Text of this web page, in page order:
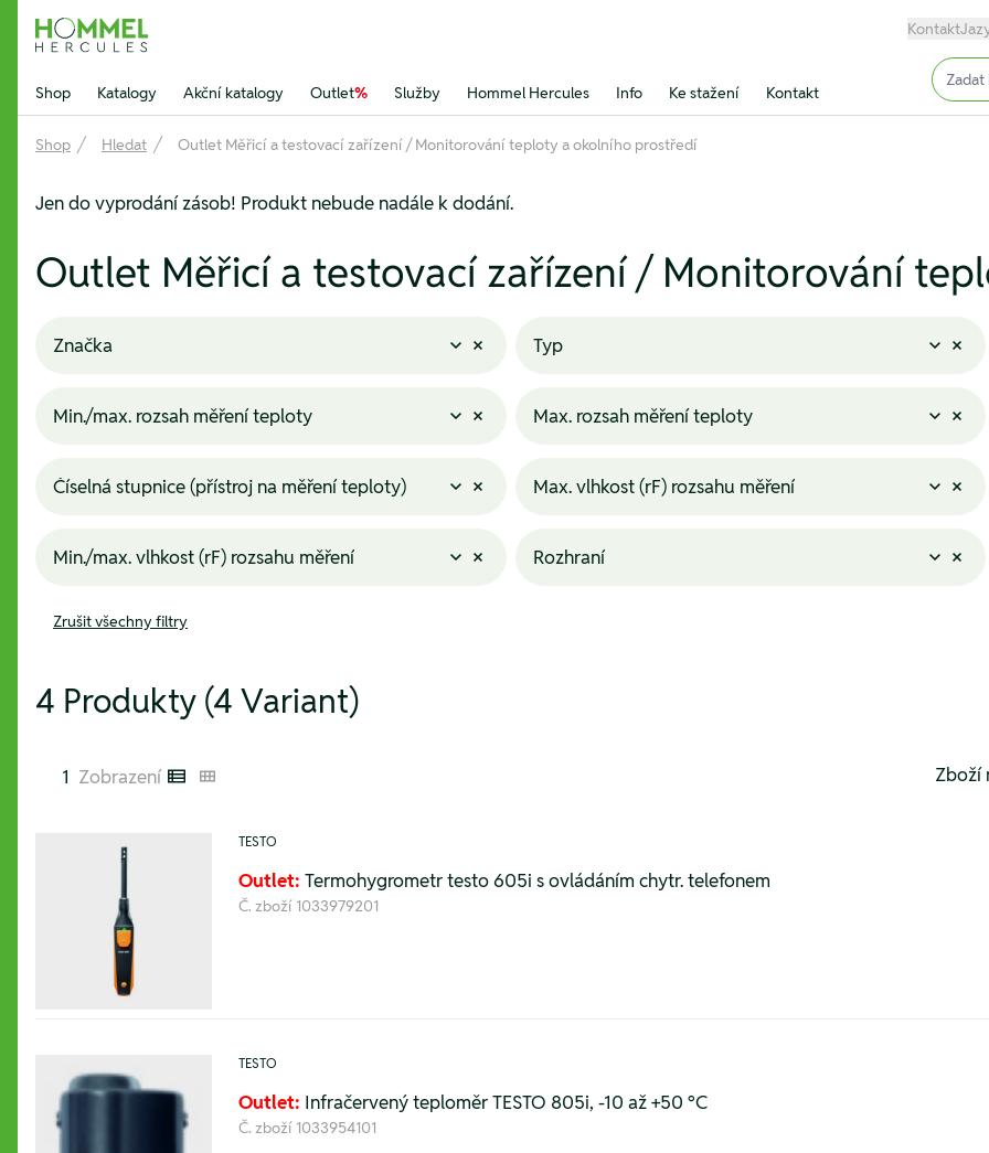
Hommel Hercules
Kontakt
Shop Katalogy Akční katalogy Outlet% Služby Hommel Hercules Info Ke stažení Kontakt
Input
Shop Hledat Outlet Měřicí a testovací zařízení / Monitorování teploty a okolního prostředí
Jen do vyprodání zásob! Produkt nebude nadále k dodání.
Outlet Měřicí a testovací zařízení / Monitorování
Značka Typ
Min./max. rozsah měření teploty Max. rozsah měření teploty
Číselná stupnice (přístroj na měření teploty) Max. vlhkost (rF) rozsahu měření
Min./max. vlhkost (rF) rozsahu měření Rozhraní
Zrušit všechny filtry
4 Produkty (4 Variant)
1 Zobrazení Listenansicht
Kachelansicht Zboží
TESTO
Outlet: Termohygrometr testo 605i s ovládáním chytr. telefonem
Č. zboží 1033979201
TESTO
Outlet: Infračervený teploměr TESTO 805i, -10 až +50 °C
Č. zboží 1033954101